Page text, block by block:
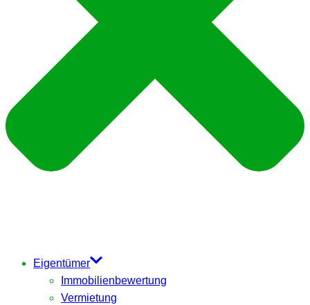
Eigentümer
Immobilienbewertung
Vermietung